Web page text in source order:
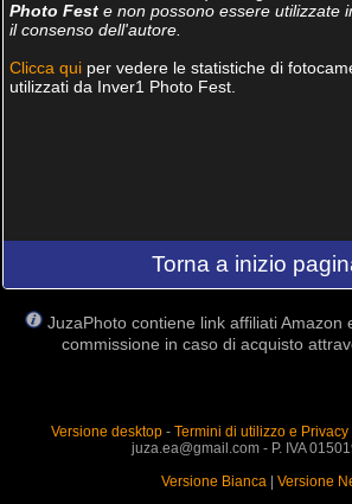
Photo Feste non possono essere utilizzate
il consenso dell'autore.
Clicca quiper vedere le statistiche di
utilizzati da Inver1 Photo Fest.
Torna a inizio
JuzaPhoto contiene link affiliati Amazon
commissione in caso di acquisto
Versione desktop- Termini di utilizzo e Privacy
juza.ea@gmail.com - P. IVA
Versione Bianca
Versione